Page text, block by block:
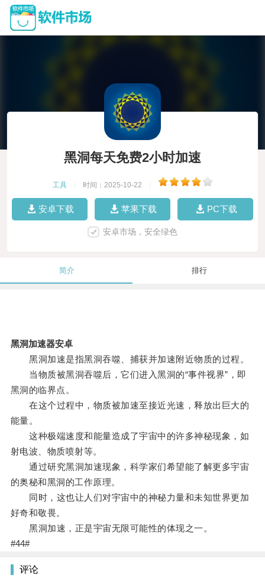
黑洞每天免费2小时加速
工具 时间：2025-10-22
安卓下载 苹果下载 PC下载
安卓市场，安全绿色
简介 排行
黑洞加速器安卓
黑洞加速是指黑洞吞噬、捕获并加速附近物质的过程。
当物质被黑洞吞噬后，它们进入黑洞的“事件视界”，即
黑洞的临界点。
在这个过程中，物质被加速至接近光速，释放出巨大的
能量。
这种极端速度和能量造成了宇宙中的许多神秘现象，如
射电波、物质喷射等。
通过研究黑洞加速现象，科学家们希望能了解更多宇宙
的奥秘和黑洞的工作原理。
同时，这也让人们对宇宙中的神秘力量和未知世界更加
好奇和敬畏。
黑洞加速，正是宇宙无限可能性的体现之一。
#44#
评论